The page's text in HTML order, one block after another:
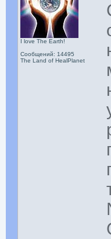
I love The Earth!
Сообщений: 14495
The Land of HealPlanet